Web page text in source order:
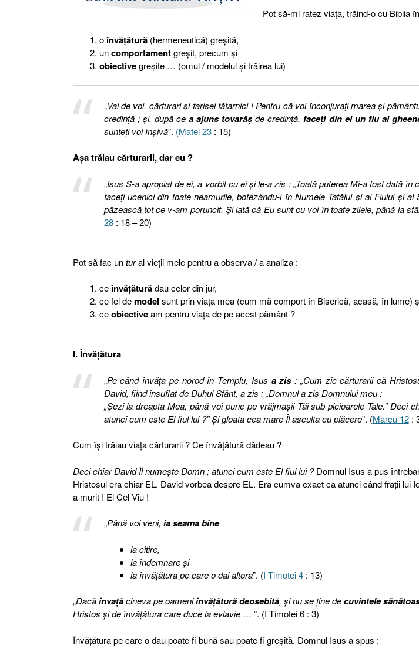
Pot să-mi ratez viaţa, trăind-o cu Biblia
oînvăţătură (hermeneutică) greşită,
uncomportamentgreşit, precum şi
obiectivegreşite … (omul / modelul şi trăirea lui)
„Vai de voi, cărturari şi farisei făţarnici ! Pentru că voi înconjuraţi marea şi
credinţă ; şi, după ce a ajuns tovarăşde credinţă, faceţi din el un fiu al
sunteţi voi înşivă”. (Matei 23: 15)
Aşa trăiau cărturarii, dar eu ?
„Isus S-a apropiat de ei, a vorbit cu ei şi le-a zis : „Toată puterea Mi-a fost dată în
faceţi ucenici din toate neamurile, botezându-i în Numele Tatălui şi al Fiului şi
păzească tot ce v-am poruncit. Şi iată că Eu sunt cu voi în toate zilele, până la
28: 18 – 20)
Pot să fac untural vieţii mele pentru a observa / a analiza :
ceînvăţăturădau celor din jur,
ce fel demodel sunt prin viaţa mea (cum mă comport în Biserică, acasă, în lume)
ceobiectiveam pentru viaţa de pe acest pământ ?
I. Învăţătura
„Pe când învăţa pe norod în Templu, Isus a zis: „Cum zic cărturarii că
David, fiind insuflat de Duhul Sfânt, a zis : „Domnul a zis Domnului meu :
„Şezi la dreapta Mea, până voi pune pe vrăjmaşii Tăi sub picioarele Tale.” Deci
atunci cum este El fiul lui ?” Şi gloata cea mare Îl asculta cu plăcere”. (Marcu 12:
Cum îşi trăiau viaţa cărturarii ? Ce învăţătură dădeau ?
Deci chiar David Îl numeşte Domn ; atunci cum este El fiul lui ?Domnul Isus a pus
Hristosul era chiar EL. David vorbea despre EL. Era cumva exact ca atunci când fraţii lui
a murit ! El Cel Viu !
„Până voi veni, ia seama bine
la citire,
la îndemnare şi
la învăţătura pe care o dai altora”. (I Timotei 4: 13)
„Dacăînvaţăcineva pe oameniînvăţătură deosebită, şi nu se ţine decuvintele
Hristos şi de învăţătura care duce la evlavie … ”. (I Timotei 6 : 3)
Învăţătura pe care o dau poate fi bună sau poate fi greşită. Domnul Isus a spus :